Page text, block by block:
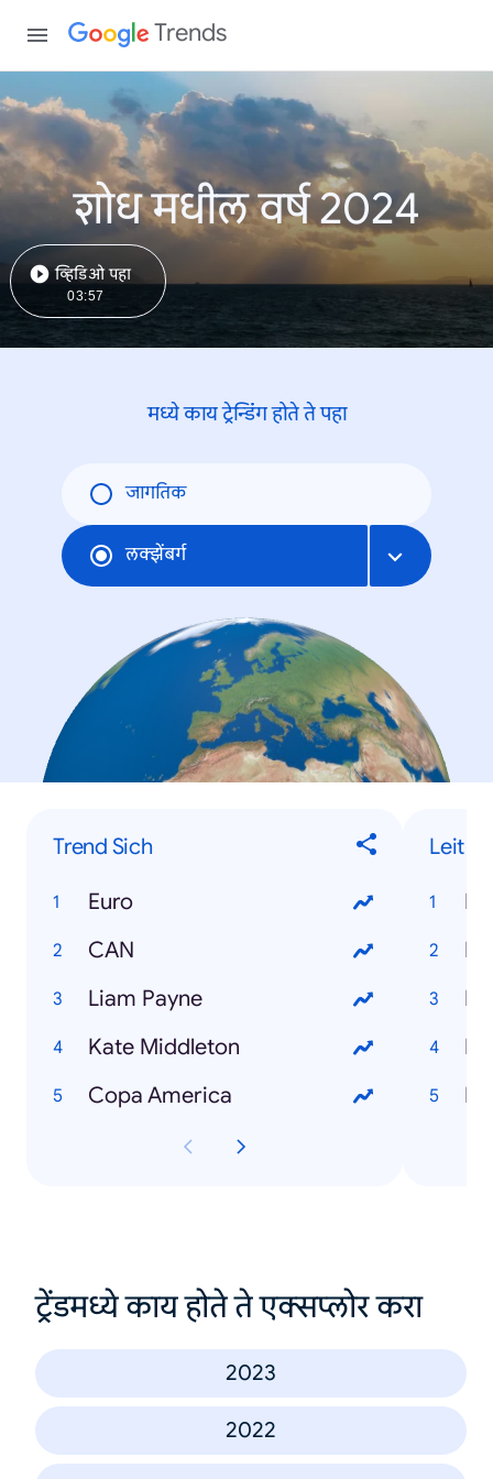
Trends
शोध मधील वर्ष 2024
व्हिडिओ पहा
03:57
मध्ये काय ट्रेन्डिंंग होते ते पहा
जागतिक
लक्झेंबर्ग
Trend Sich
Euro
CAN
Liam Payne
Kate Middleton
Copa America
Leit
ट्रेंडमध्ये काय होते ते एक्सप्लोर करा
2023
2022